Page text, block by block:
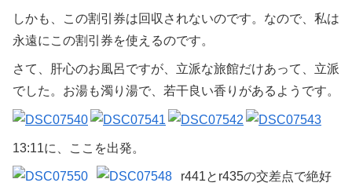
しかも、この割引券は回収されないのです。なので、私は
永遠にこの割引券を使えるのです。
さて、肝心のお風呂ですが、立派な旅館だけあって、立派
でした。お湯も濁り湯で、若干良い香りがあるようです。
13:11に、ここを出発。
r441とr435の交差点で絶好